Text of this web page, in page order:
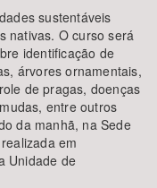
BUSCAR
sustentáveis
nativas. O curso será
identificação de
árvores ornamentais,
de pragas, doenças
entre outros
da manhã, na Sede
em
Unidade de